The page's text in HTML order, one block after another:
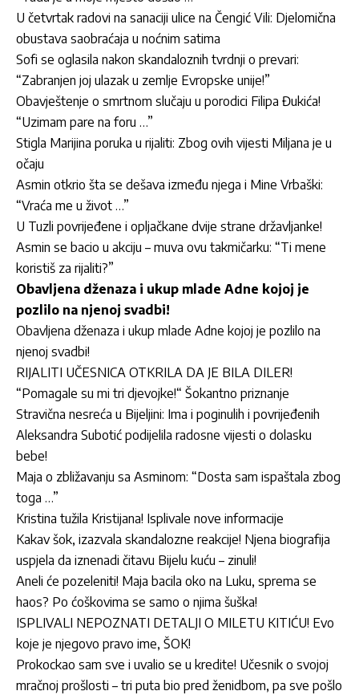
U četvrtak radovi na sanaciji ulice na Čengić Vili: Djelomična
obustava saobraćaja u noćnim satima
Sofi se oglasila nakon skandaloznih tvrdnji o prevari:
“Zabranjen joj ulazak u zemlje Evropske unije!”
Obavještenje o smrtnom slučaju u porodici Filipa Đukića!
“Uzimam pare na foru …”
Stigla Marijina poruka u rijaliti: Zbog ovih vijesti Miljana je u
očaju
Asmin otkrio šta se dešava između njega i Mine Vrbaški:
“Vraća me u život …”
U Tuzli povrijeđene i opljačkane dvije strane državljanke!
Asmin se bacio u akciju – muva ovu takmičarku: “Ti mene
koristiš za rijaliti?”
Obavljena dženaza i ukup mlade Adne kojoj je
pozlilo na njenoj svadbi!
Obavljena dženaza i ukup mlade Adne kojoj je pozlilo na
njenoj svadbi!
RIJALITI UČESNICA OTKRILA DA JE BILA DILER!
“Pomagale su mi tri djevojke!“ Šokantno priznanje
Stravična nesreća u Bijeljini: Ima i poginulih i povrijeđenih
Aleksandra Subotić podijelila radosne vijesti o dolasku
bebe!
Maja o zbližavanju sa Asminom: “Dosta sam ispaštala zbog
toga …”
Kristina tužila Kristijana! Isplivale nove informacije
Kakav šok, izazvala skandalozne reakcije! Njena biografija
uspjela da iznenadi čitavu Bijelu kuću – zinuli!
Aneli će pozeleniti! Maja bacila oko na Luku, sprema se
haos? Po ćoškovima se samo o njima šuška!
ISPLIVALI NEPOZNATI DETALJI O MILETU KITIĆU! Evo
koje je njegovo pravo ime, ŠOK!
Prokockao sam sve i uvalio se u kredite! Učesnik o svojoj
mračnoj prošlosti – tri puta bio pred ženidbom, pa sve pošlo